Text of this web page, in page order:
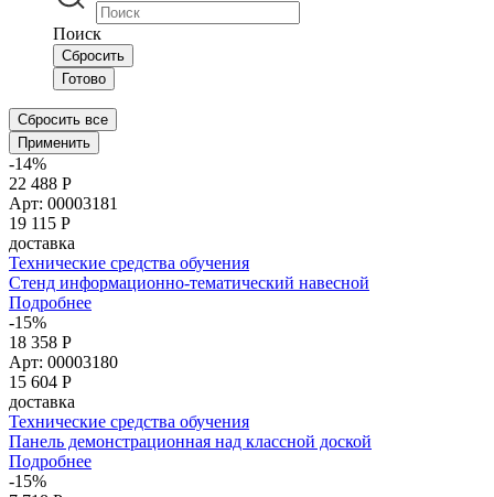
Поиск
Сбросить
Готово
Сбросить все
Применить
-14%
22 488 Р
Арт: 00003181
19 115 Р
доставка
Технические средства обучения
Стенд информационно-тематический навесной
Подробнее
-15%
18 358 Р
Арт: 00003180
15 604 Р
доставка
Технические средства обучения
Панель демонстрационная над классной доской
Подробнее
-15%